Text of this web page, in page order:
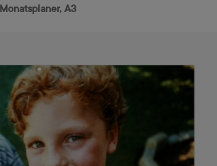
Monatsplaner, A3